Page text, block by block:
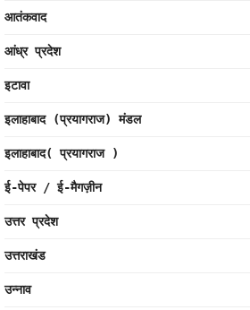
आतंकवाद
आंध्र प्रदेश
इटावा
इलाहाबाद (प्रयागराज) मंडल
इलाहाबाद( प्रयागराज )
ई-पेपर / ई-मैगज़ीन
उत्तर प्रदेश
उत्तराखंड
उन्नाव